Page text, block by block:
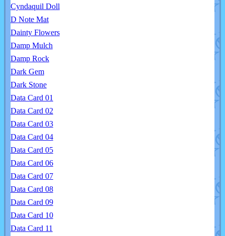
Cyndaquil Doll
D Note Mat
Dainty Flowers
Damp Mulch
Damp Rock
Dark Gem
Dark Stone
Data Card 01
Data Card 02
Data Card 03
Data Card 04
Data Card 05
Data Card 06
Data Card 07
Data Card 08
Data Card 09
Data Card 10
Data Card 11